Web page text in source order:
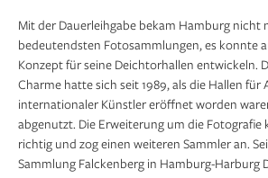
Mit der Dauerleihgabe bekam Hamburg nicht
bedeutendsten Fotosammlungen, es konnte
Konzept für seine Deichtorhallen entwickeln.
Charme hatte sich seit 1989, als die Hallen
internationaler Künstler eröffnet worden
abgenutzt. Die Erweiterung um die Fotografie
richtig und zog einen weiteren Sammler an.
Sammlung Falckenberg in Hamburg-Harburg